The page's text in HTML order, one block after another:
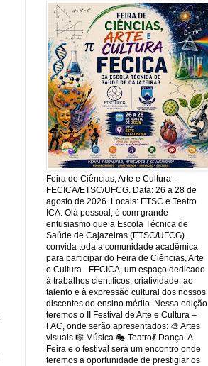
Feira de Ciências, Arte e Cultura –
FECICA/ETSC/UFCG. Data: 26 a 28 de
agosto de 2026. Locais: ETSC e Teatro
ICA. Olá pessoal, é com grande
entusiasmo que a Escola Técnica de
Saúde de Cajazeiras (ETSC/UFCG)
convida toda a comunidade acadêmica
para participar do Feira de Ciências, Arte
e Cultura - FECICA, um espaço dedicado
à trabalhos científicos, criatividade, ao
talento e à expressão cultural dos nossos
discentes do ensino médio. Nessa edição
teremos o II Festival de Arte e Cultura –
FAC, onde serão apresentados: 🎨 Artes
visuais 🎼 Música 🎭 Teatro💃 Dança. A
Feira e o festival será um encontro onde
teremos a oportunidade de prestigiar os